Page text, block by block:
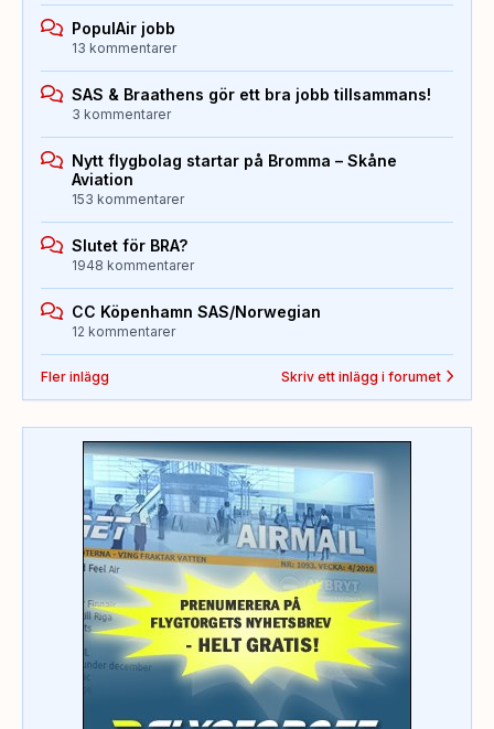
PopulAir jobb
13 kommentarer
SAS & Braathens gör ett bra jobb tillsammans!
3 kommentarer
Nytt flygbolag startar på Bromma – Skåne
Aviation
153 kommentarer
Slutet för BRA?
1948 kommentarer
CC Köpenhamn SAS/Norwegian
12 kommentarer
Fler inlägg Skriv ett inlägg i forumet